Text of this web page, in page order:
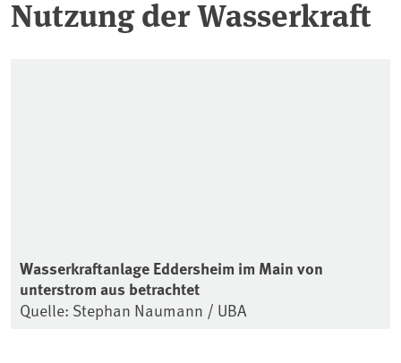
Nutzung der Wasserkraft
Wasserkraftanlage Eddersheim im Main von
unterstrom aus betrachtet
Quelle: Stephan Naumann / UBA